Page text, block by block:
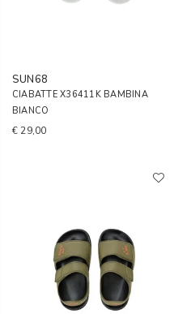
SUN68
CIABATTE X36411K BAMBINA
BIANCO
€ 29,00